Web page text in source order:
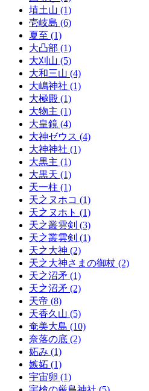
埴土山 (1)
壱岐島 (6)
夏至 (1)
大凸部 (1)
大刈山 (5)
大和三山 (4)
大嶋神社 (1)
大極殿 (1)
大物主 (1)
大皇鏡 (4)
大神ゼウス (4)
大神神社 (1)
大黒主 (1)
大黒天 (1)
天一柱 (1)
天之ヌホコ (1)
天之ヌホト (1)
天之叢雲剣 (3)
天之叢雲剣 (1)
天之大神 (2)
天之大神さまの御杖 (2)
天之沼矛 (1)
天之沼矛 (2)
天帝 (8)
天香久山 (5)
奄美大島 (10)
奈落の底 (2)
妬み (1)
嫉妬 (1)
宇宙卵 (1)